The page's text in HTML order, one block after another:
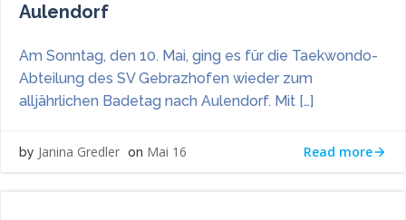
Aulendorf
Am Sonntag, den 10. Mai, ging es für die Taekwondo-
Abteilung des SV Gebrazhofen wieder zum
alljährlichen Badetag nach Aulendorf. Mit […]
by Janina Gredler on Mai 16 Read more